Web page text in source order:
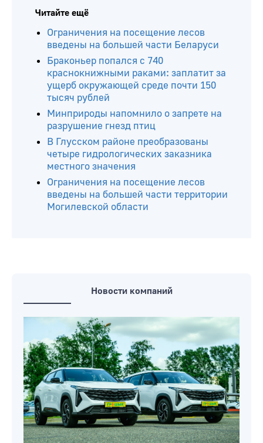
Читайте ещё
Ограничения на посещение лесов
введены на большей части Беларуси
Браконьер попался с 740
краснокнижными раками: заплатит за
ущерб окружающей среде почти 150
тысяч рублей
Минприроды напомнило о запрете на
разрушение гнезд птиц
В Глусском районе преобразованы
четыре гидрологических заказника
местного значения
Ограничения на посещение лесов
введены на большей части территории
Могилевской области
Новости компаний